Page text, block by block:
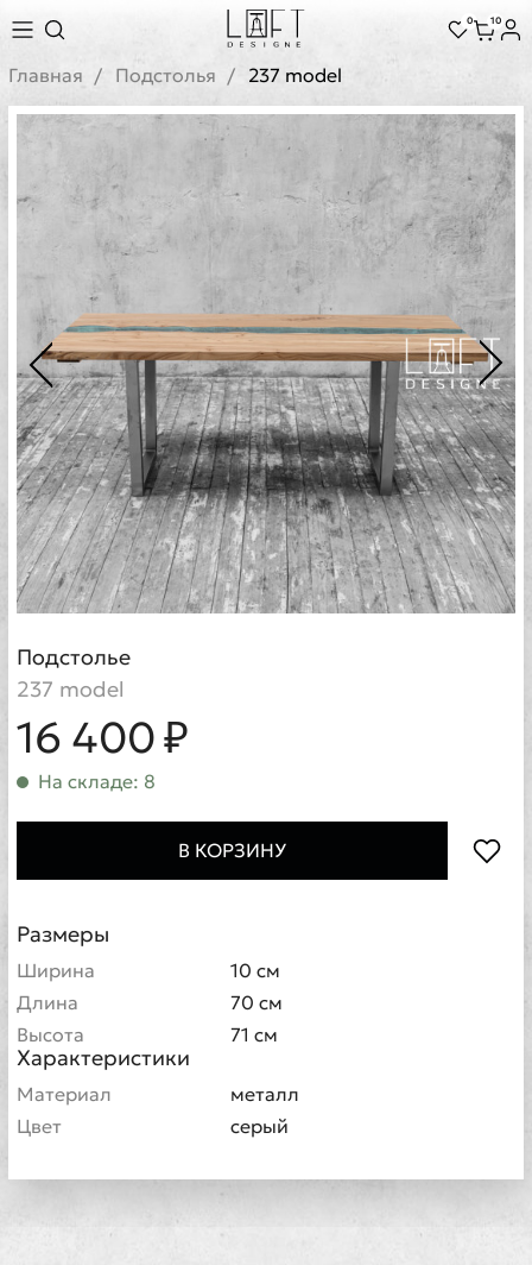
0 10
Главная Подстолья 237 model
Подстолье
237 model
16 400 ₽
На складе: 8
В КОРЗИНУ
Размеры
Ширина
10 см
Длина
70 см
Высота
71 см
Характеристики
Материал
металл
Цвет
серый